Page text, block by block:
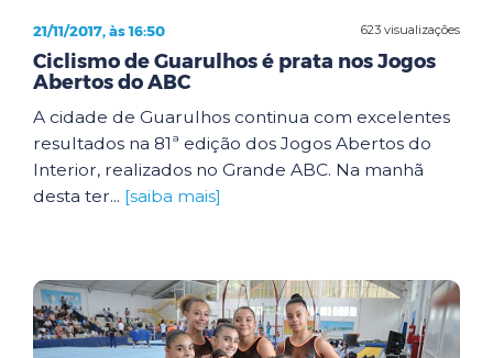
623 visualizações
21/11/2017, às 16:50
Ciclismo de Guarulhos é prata nos Jogos
Abertos do ABC
A cidade de Guarulhos continua com excelentes
resultados na 81ª edição dos Jogos Abertos do
Interior, realizados no Grande ABC. Na manhã
desta ter... [saiba mais]